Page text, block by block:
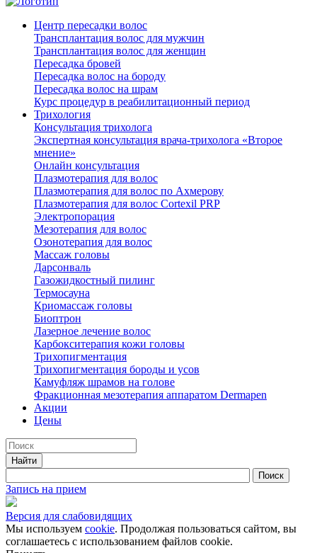
Центр пересадки волос
Трансплантация волос для мужчин
Трансплантация волос для женщин
Пересадка бровей
Пересадка волос на бороду
Пересадка волос на шрам
Курс процедур в реабилитационный период
Трихология
Консультация трихолога
Экспертная консультация врача-трихолога «Второе
мнение»
Онлайн консультация
Плазмотерапия для волос
Плазмотерапия для волос по Ахмерову
Плазмотерапия для волос Cortexil PRP
Электропорация
Мезотерапия для волос
Озонотерапия для волос
Массаж головы
Дарсонваль
Газожидкостный пилинг
Термосауна
Криомассаж головы
Биоптрон
Лазерное лечение волос
Карбокситерапия кожи головы
Трихопигментация
Трихопигментация бороды и усов
Камуфляж шрамов на голове
Фракционная мезотерапия аппаратом Dermapen
Акции
Цены
Запись на прием
Версия для слабовидящих
Мы используем cookie. Продолжая пользоваться сайтом, вы
соглашаетесь с использованием файлов cookie.